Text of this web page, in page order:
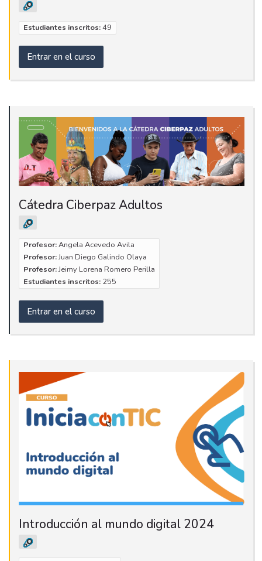
Estudiantes inscritos:49
Entrar en el curso
Cátedra Ciberpaz Adultos
Profesor:Angela Acevedo Avila
Profesor:Juan Diego Galindo Olaya
Profesor:Jeimy Lorena Romero Perilla
Estudiantes inscritos:255
Entrar en el curso
Introducción al mundo digital 2024